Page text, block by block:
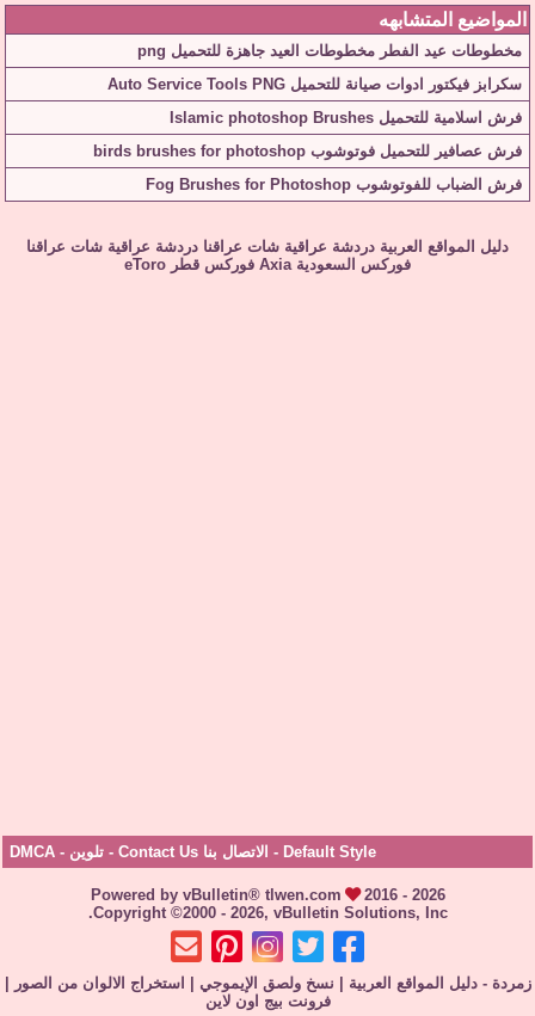
المواضيع المتشابهه
مخطوطات عيد الفطر مخطوطات العيد جاهزة للتحميل png
سكرابز فيكتور ادوات صيانة للتحميل Auto Service Tools PNG
فرش اسلامية للتحميل Islamic photoshop Brushes
فرش عصافير للتحميل فوتوشوب birds brushes for photoshop
فرش الضباب للفوتوشوب Fog Brushes for Photoshop
دليل المواقع العربية دردشة عراقية شات عراقنا دردشة عراقية شات عراقنا
فوركس السعودية Axia فوركس قطر eToro
Default Style
- الاتصال بنا Contact Us - تلوين -
DMCA
Powered by vBulletin® tlwen.com
2016 - 2026
Copyright ©2000 - 2026, vBulletin Solutions, Inc.
زمردة - دليل المواقع العربية نسخ ولصق الإيموجي استخراج الالوان من الصور
فرونت بيج اون لاين